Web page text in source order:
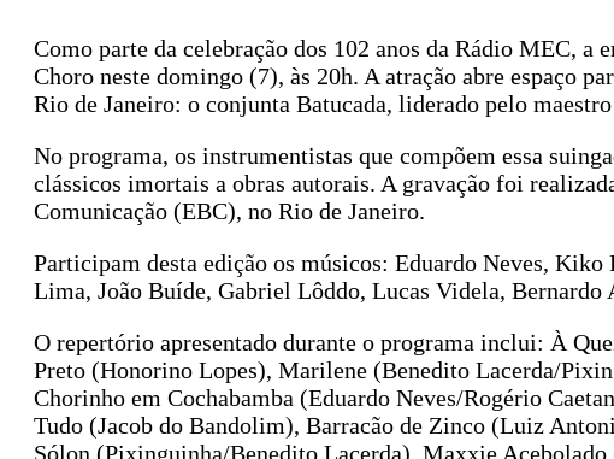
Como parte da celebração dos 102 anos da Rádio MEC, a
Choro neste domingo (7), às 20h. A atração abre espaço
Rio de Janeiro: o conjunta Batucada, liderado pelo
No programa, os instrumentistas que compõem essa
clássicos imortais a obras autorais. A gravação foi
Comunicação (EBC), no Rio de Janeiro.
Participam desta edição os músicos: Eduardo Neves,
Lima, João Buíde, Gabriel Lôddo, Lucas Videla, Bernardo
O repertório apresentado durante o programa inclui: À
Preto (Honorino Lopes), Marilene (Benedito Lacerda/
Chorinho em Cochabamba (Eduardo Neves/Rogério
Tudo (Jacob do Bandolim), Barracão de Zinco (Luiz
Sólon (Pixinguinha/Benedito Lacerda), Maxxie